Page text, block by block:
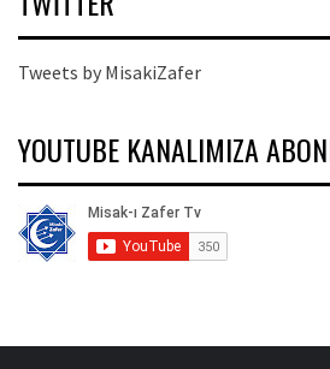
Tweets by MisakiZafer
YOUTUBE KANALIMIZA